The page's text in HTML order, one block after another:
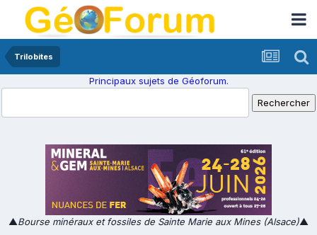
Trilobites
Principaux sujets de Géoforum.
▲Bourse minéraux et fossiles de Sainte Marie aux Mines (Alsace)▲